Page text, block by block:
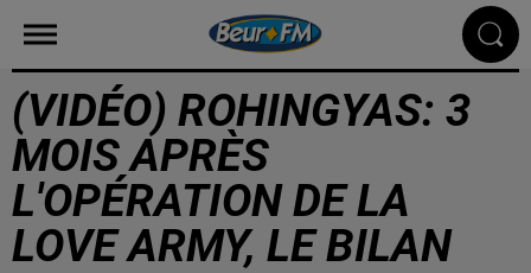
(VIDÉO) ROHINGYAS: 3
MOIS APRÈS
L'OPÉRATION DE LA
LOVE ARMY, LE BILAN